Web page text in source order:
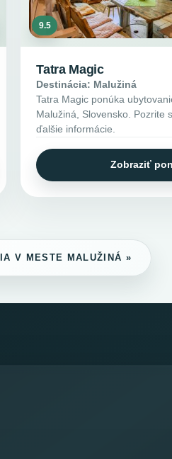
9.5
Tatra Magic
Destinácia: Malužiná
Tatra Magic ponúka
Malužiná, Slovensko. Pozrite
ďalšie informácie.
Zobraziť
V MESTE MALUŽINÁ »